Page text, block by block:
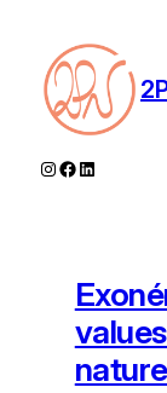
contenu
Instagram
Facebook
LinkedIn